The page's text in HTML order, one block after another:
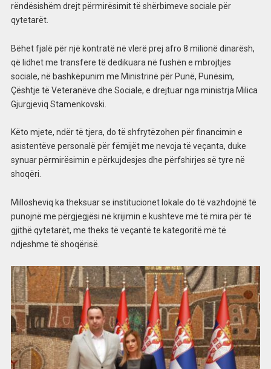
rëndësishëm drejt përmirësimit të shërbimeve sociale për
qytetarët.
Bëhet fjalë për një kontratë në vlerë prej afro 8 milionë dinarësh,
që lidhet me transfere të dedikuara në fushën e mbrojtjes
sociale, në bashkëpunim me Ministrinë për Punë, Punësim,
Çështje të Veteranëve dhe Sociale, e drejtuar nga ministrja Milica
Gjurgjeviq Stamenkovski.
Këto mjete, ndër të tjera, do të shfrytëzohen për financimin e
asistentëve personalë për fëmijët me nevoja të veçanta, duke
synuar përmirësimin e përkujdesjes dhe përfshirjes së tyre në
shoqëri.
Millosheviq ka theksuar se institucionet lokale do të vazhdojnë të
punojnë me përgjegjësi në krijimin e kushteve më të mira për të
gjithë qytetarët, me theks të veçantë te kategoritë më të
ndjeshme të shoqërisë.